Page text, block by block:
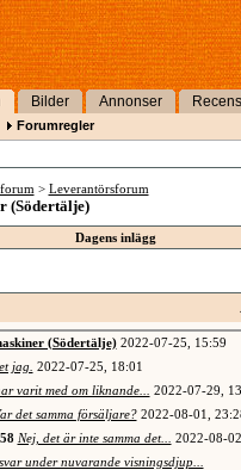
Bilder Annonser
Forumregler
> Leverantörsforum
(Södertälje)
Dagens inlägg
(Södertälje)2022-07-25,
15:59
jag. 2022-07-25,
18:01
varit med om liknande... 2022-07-29,
det samma försäljare?2022-08-01,
Nej, det är inte samma det...
2022-08-
under nuvarande visningsdjup...